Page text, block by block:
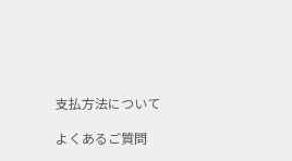
支払方法について
よくあるご質問